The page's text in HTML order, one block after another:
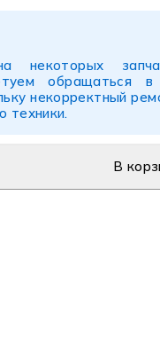
некоторых
обращаться в
некорректный
техники.
В